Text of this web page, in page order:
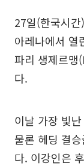
27일(한국시
아레나에서 열
파리 생제르맹
다.
이날 가장 빛
물론 헤딩 결
다. 이강인은